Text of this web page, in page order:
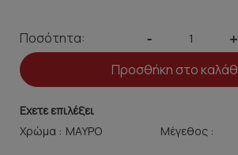
Ποσότητα: - +
Προσθήκη στο
Εχετε επιλέξει
Χρώμα :
Μέγεθος :